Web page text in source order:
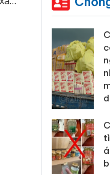
công khai hàng
ngàn sản phẩm
nhập lậu, bảo vệ
môi trường kinh
Công an Thanh Hóa
tìm bị hại trong vụ
án sản xuất, buôn
bán yến sào giả